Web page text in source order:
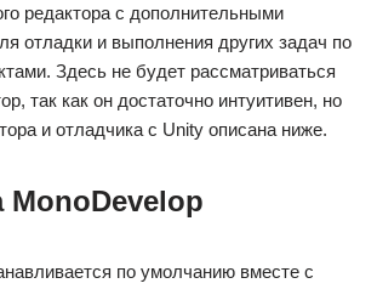
редактора с дополнительными
отладки и выполнения других задач по
Здесь не будет рассматриваться
так как он достаточно интуитивен, но
и отладчика с Unity описана ниже.
MonoDevelop
по умолчанию вместе с